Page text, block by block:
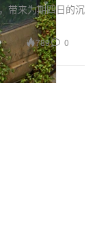
带来为期四日的沉
789 0